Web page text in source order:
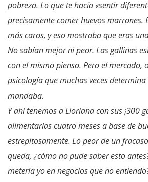
pobreza. Lo que te hacía «sentir
precisamente comer huevos marrones.
más caros, y eso mostraba que eras
No sabían mejor ni peor. Las gallinas
con el mismo pienso. Pero el mercado,
psicología que muchas veces
mandaba.
Y ahí tenemos a Lloriana con sus¡300
alimentarlas cuatro meses a base de
estrepitosamente. Lo peor de un
queda, ¿cómo no pude saber esto
metería yo en negocios que no